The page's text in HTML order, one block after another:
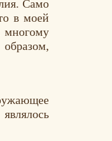
Само
в моей
многому